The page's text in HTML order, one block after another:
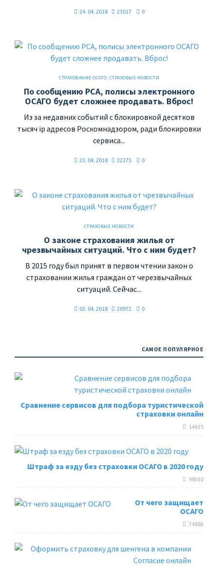
24. 04. 2018 23017 0
СТРАХОВАНИЕ ОСАГО, СТРАХОВЫЕ НОВОСТИ
По сообщению РСА, полисы электронного
ОСАГО будет сложнее продавать. Вброс!
Из за недавних событий с блокировкой десятков
тысяч ip адресов Роскомнадзором, ради блокировки
сервиса...
23. 04. 2018 22175 0
СТРАХОВЫЕ НОВОСТИ
О законе страхования жилья от
чрезвычайных ситуаций. Что с ним будет?
В 2015 году был принят в первом чтении закон о
страховании жилья граждан от черезвычайных
ситуаций. Сейчас...
03. 04. 2018 20972 0
САМОЕ ПОПУЛЯРНОЕ
Сравнение сервисов для подбора туристической
страховки онлайн
14615
Штраф за езду без страховки ОСАГО в 2020 году
98010
От чего защищает
ОСАГО
74886